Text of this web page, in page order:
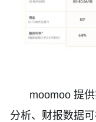
moomoo 提
分析、财报数据